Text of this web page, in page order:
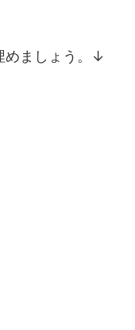
めましょう。↓